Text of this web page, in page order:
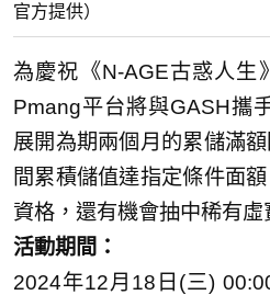
官方提供）
為慶祝《N-AGE古惑人生
Pmang平台將與GASH攜
展開為期兩個月的累儲滿
間累積儲值達指定條件面
資格，還有機會抽中稀有虛
活動期間：
2024年12月18日(三)